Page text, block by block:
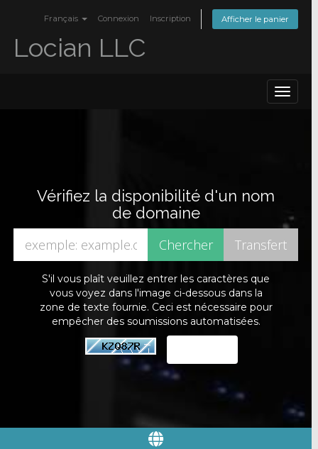
Français Connexion Inscription Afficher le panier
Locian LLC
Toggle
Vérifiez la disponibilité d'un nom
de domaine
S'il vous plaît veuillez entrer les caractères que
vous voyez dans l'image ci-dessous dans la
zone de texte fournie. Ceci est nécessaire pour
empêcher des soumissions automatisées.